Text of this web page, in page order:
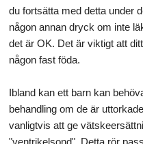
du fortsätta med detta under
någon annan dryck om inte
det är OK. Det är viktigt att
någon fast föda.
Ibland kan ett barn kan
behandling om de är
vanligtvis att ge
"ventrikelsond". Detta rör